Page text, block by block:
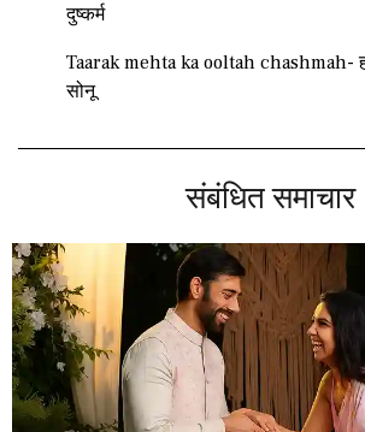
दुष्कर्म
Taarak mehta ka ooltah chashmah-
सोनू
संबंधित समाचार